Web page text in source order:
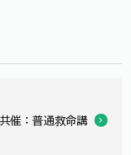
催：普通救命講